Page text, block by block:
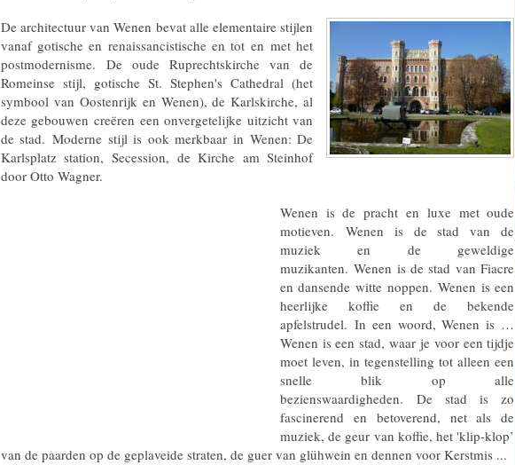
De architectuur van Wenen bevat alle elementaire stijlen
vanaf gotische en renaissancistische en tot en met het
postmodernisme. De oude Ruprechtskirche van de
Romeinse stijl, gotische St. Stephen's Cathedral (het
symbool van Oostenrijk en Wenen), de Karlskirche, al
deze gebouwen creëren een onvergetelijke uitzicht van
de stad. Moderne stijl is ook merkbaar in Wenen: De
Karlsplatz station, Secession, de Kirche am Steinhof
door Otto Wagner.
Wenen is de pracht en luxe met oude
motieven. Wenen is de stad van de
muziek en de geweldige
muzikanten. Wenen is de stad van Fiacre
en dansende witte noppen. Wenen is een
heerlijke koffie en de bekende
apfelstrudel. In een woord, Wenen is …
Wenen is een stad, waar je voor een tijdje
moet leven, in tegenstelling tot alleen een
snelle blik op alle
bezienswaardigheden. De stad is zo
fascinerend en betoverend, net als de
muziek, de geur van koffie, het 'klip-klop’
van de paarden op de geplaveide straten, de guer van glühwein en dennen voor Kerstmis ...